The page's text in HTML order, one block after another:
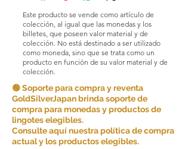
Este producto se vende como artículo de
colección, al igual que las monedas y los
billetes, que poseen valor material y de
colección. No está destinado a ser utilizado
como moneda, sino que se trata como un
producto en función de su valor material y de
colección.
🟢 Soporte para compra y reventa
GoldSilverJapan brinda soporte de
compra para monedas y productos de
lingotes elegibles.
Consulte aquí nuestra política de compra
actual y los productos elegibles.